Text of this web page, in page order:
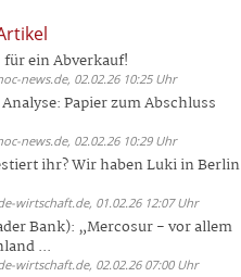
für ein Abverkauf!
news.de, 02.02.26 10:25 Uhr
Papier zum Abschluss
news.de, 02.02.26 10:29 Uhr
ihr? Wir haben Luki in Berlin
wirtschaft.de, 01.02.26 12:07 Uhr
Bank): „Mercosur - vor allem
...
wirtschaft.de, 02.02.26 07:00 Uhr